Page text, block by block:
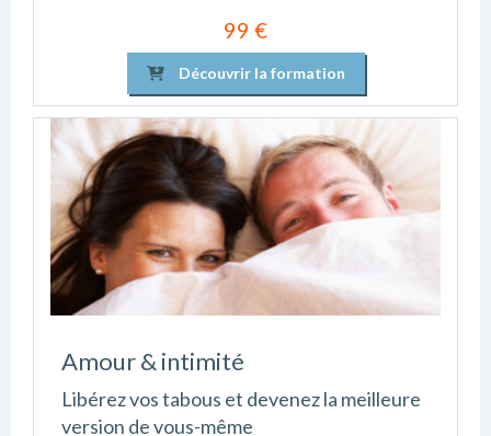
99 €
Découvrir la formation
Amour & intimité
Libérez vos tabous et devenez la meilleure
version de vous-même